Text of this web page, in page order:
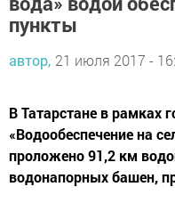
пункты
автор, 21 июля 2017 -
В Татарстане в рамках
«Водообеспечение на
проложено 91,2 км
водонапорных башен,